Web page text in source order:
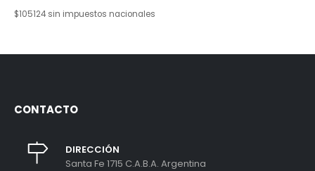
$105124 sin impuestos nacionales
CONTACTO
DIRECCIÓN
Santa Fe 1715 C.A.B.A. Argentina